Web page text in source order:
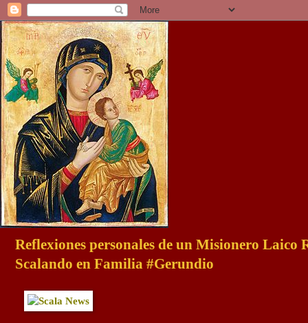
Reflexiones personales de un Misionero Laico
Scalando en Familia #Gerundio